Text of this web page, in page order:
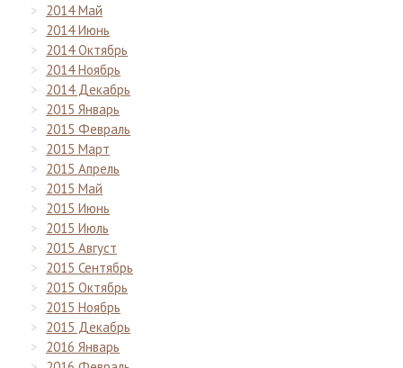
2014 Май
2014 Июнь
2014 Октябрь
2014 Ноябрь
2014 Декабрь
2015 Январь
2015 Февраль
2015 Март
2015 Апрель
2015 Май
2015 Июнь
2015 Июль
2015 Август
2015 Сентябрь
2015 Октябрь
2015 Ноябрь
2015 Декабрь
2016 Январь